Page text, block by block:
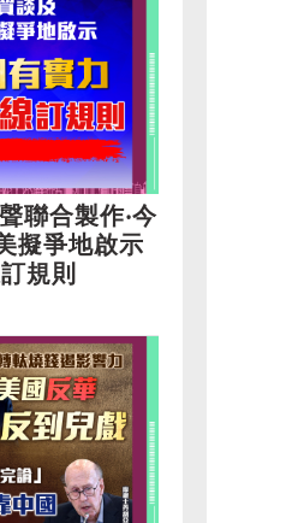
聯合製作‧今
擬爭地啟示
規則